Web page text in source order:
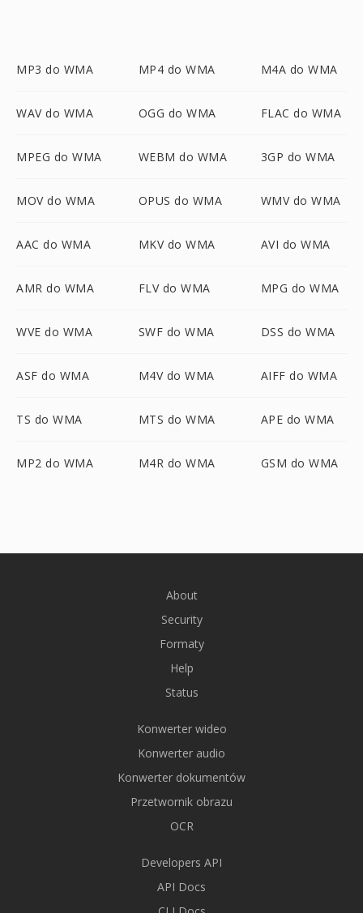
MP3 do WMA MP4 do WMA M4A do WMA
WAV do WMA OGG do WMA FLAC do WMA
MPEG do WMA WEBM do WMA 3GP do WMA
MOV do WMA OPUS do WMA WMV do WMA
AAC do WMA MKV do WMA AVI do WMA
AMR do WMA FLV do WMA MPG do WMA
WVE do WMA SWF do WMA DSS do WMA
ASF do WMA M4V do WMA AIFF do WMA
TS do WMA MTS do WMA APE do WMA
MP2 do WMA M4R do WMA GSM do WMA
About
Security
Formaty
Help
Status
Konwerter wideo
Konwerter audio
Konwerter dokumentów
Przetwornik obrazu
OCR
Developers API
API Docs